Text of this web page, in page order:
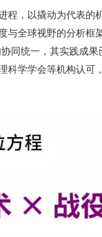
程，以撬动为代表的
与全球视野的分析框
同统一，其实践成
科学学会等机构认可